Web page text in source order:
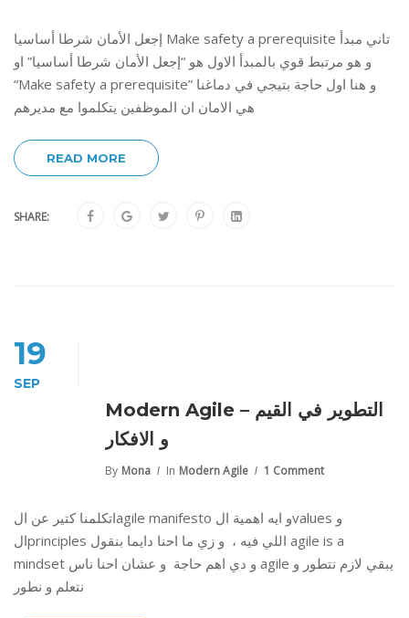
إجعل الأمان شرطا أساسيا Make safety a prerequisite تاني مبدأ
و هو مرتبط قوي بالمبدأ الاول هو “إجعل الأمان شرطا أساسيا” او
“Make safety a prerequisite” و هنا اول حاجة بتيجي في دماغنا
هي الامان ان الموظفين يتكلموا مع مديرهم
READ MORE
SHARE:
19
SEP
Modern Agile – التطوير في القيم
و الافكار
By Mona In Modern Agile 1 Comment
اتكلمنا كتير عن الagile manifesto و ايه اهمية الvalues و
الprinciples اللي فيه ، و زي ما احنا دايما بنقول agile is a
mindset و دي اهم حاجة و عشان احنا ناس agile يبقي لازم نتطور و
نتعلم و نطور